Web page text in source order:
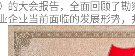
的大会报告，全面回顾了
企业当前面临的发展形势